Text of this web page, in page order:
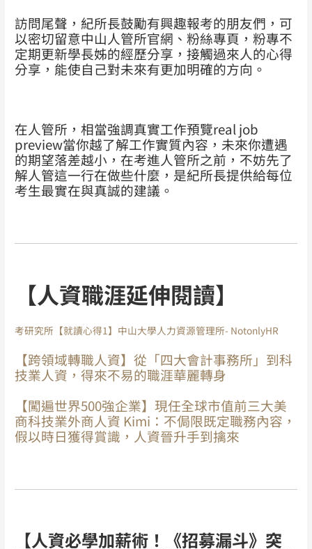
訪問尾聲，紀所長鼓勵有興趣報考的朋友們，可
以密切留意中山人管所官網、粉絲專頁，粉專不
定期更新學長姊的經歷分享，接觸過來人的心得
分享，能使自己對未來有更加明確的方向。
在人管所，相當強調真實工作預覽real job
preview當你越了解工作實質內容，未來你遭遇
的期望落差越小，在考進人管所之前，不妨先了
解人管這一行在做些什麼，是紀所長提供給每位
考生最實在與真誠的建議。
【人資職涯延伸閱讀】
考研究所【就讀心得1】中山大學人力資源管理所- NotonlyHR
【跨領域轉職人資】從「四大會計事務所」到科
技業人資，得來不易的職涯華麗轉身
【闖遍世界500強企業】現任全球市值前三大美
商科技業外商人資 Kimi：不侷限既定職務內容，
假以時日獲得賞識，人資晉升手到擒來
【人資必學加薪術！《招募漏斗》突